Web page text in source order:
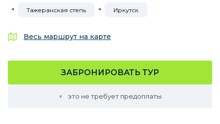
Тажеранская степь Иркутск
Весь маршрут на карте
ЗАБРОНИРОВАТЬ ТУР
это не требует предоплаты